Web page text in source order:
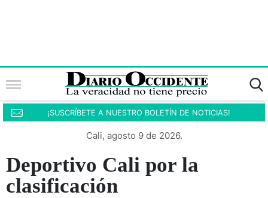
¡SUSCRÍBETE A NUESTRO BOLETÍN DE NOTICIAS!
Cali, agosto 9 de 2026.
Deportivo Cali por la
clasificación